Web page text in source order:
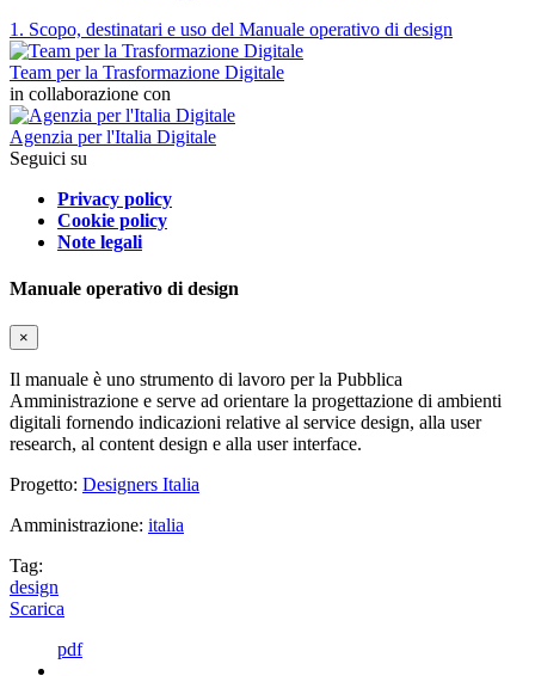
1. Scopo, destinatari e uso del Manuale operativo di design
Team per la Trasformazione Digitale
in collaborazione con
Agenzia per l'Italia Digitale
Seguici su
Privacy policy
Cookie policy
Note legali
Manuale operativo di design
×
Il manuale è uno strumento di lavoro per la Pubblica
Amministrazione e serve ad orientare la progettazione di ambienti
digitali fornendo indicazioni relative al service design, alla user
research, al content design e alla user interface.
Progetto: Designers Italia
Amministrazione: italia
Tag:
design
Scarica
pdf